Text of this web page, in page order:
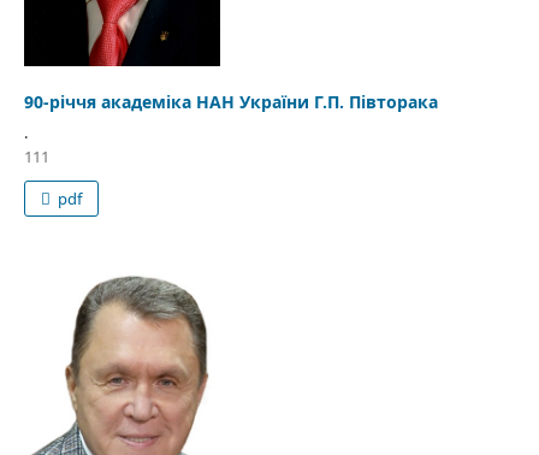
90-річчя академіка НАН України Г.П. Півторака
.
111
pdf